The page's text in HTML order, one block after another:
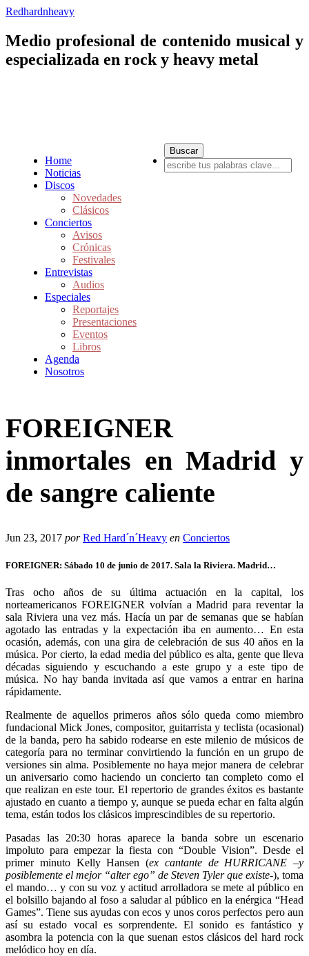
Redhardnheavy
Medio profesional de contenido musical y
especializada en rock y heavy metal
Home
Noticias
Discos
Novedades
Clásicos
Conciertos
Avisos
Crónicas
Festivales
Entrevistas
Audios
Especiales
Reportajes
Presentaciones
Eventos
Libros
Agenda
Nosotros
FOREIGNER
inmortales en Madrid y
de sangre caliente
Jun 23, 2017 por Red Hard´n´Heavy en Conciertos
FOREIGNER: Sábado 10 de junio de 2017. Sala la Riviera. Madrid…
Tras ocho años de su última actuación en la capital, los
norteamericanos FOREIGNER volvían a Madrid para reventar la
sala Riviera una vez más. Hacía un par de semanas que se habían
agotado las entradas y la expectación iba en aumento… En esta
ocasión, además, con una gira de celebración de sus 40 años en la
música. Por cierto, la edad media del público es alta, gente que lleva
décadas siguiendo y escuchando a este grupo y a este tipo de
música. No hay banda invitada así que vamos a entrar en harina
rápidamente.
Realmente de aquellos primeros años sólo queda como miembro
fundacional Mick Jones, compositor, guitarrista y teclista (ocasional)
de la banda, pero ha sabido rodearse en este milenio de músicos de
categoría para no terminar convirtiendo la función en un grupo de
versiones sin alma. Posiblemente no haya mejor manera de celebrar
un aniversario como haciendo un concierto tan completo como el
que realizan en este tour. El repertorio de grandes éxitos es bastante
ajustado en cuanto a tiempo y, aunque se pueda echar en falta algún
tema, están todos los clásicos imprescindibles de su repertorio.
Pasadas las 20:30 horas aparece la banda sobre un escenario
impoluto para empezar la fiesta con “Double Vision”. Desde el
primer minuto Kelly Hansen (ex cantante de HURRICANE –y
posiblemente el mejor “alter ego” de Steven Tyler que existe-), toma
el mando… y con su voz y actitud arrolladora se mete al público en
el bolsillo bajando al foso a saludar al público en la enérgica “Head
Games”. Tiene sus ayudas con ecos y unos coros perfectos pero aun
así su estado vocal es sorprendente. El sonido es fantástico y
asombra la potencia con la que suenan estos clásicos del hard rock
melódico hoy en día.